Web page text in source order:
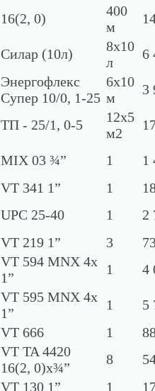
16(2, 0)
400
м
Силар (10л)
8х10
л
6
Энергофлекс
Супер 10/0, 1-25
6х10
м
3
ТП - 25/1, 0-5
12х5
м2
MIX 03 ¾” 1
1
VT 341 1” 1
UPC 25-40 1
2
VT 219 1” 3
VT 594 MNX 4х
1”
1
4
VT 595 MNX 4х
1”
1
5
VT 666 1
VT TA 4420
16(2, 0)х¾”
8
VT 130 1” 1